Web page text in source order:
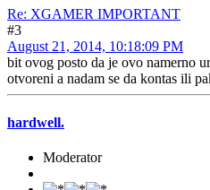
Re: XGAMER IMPORTANT
#3
August 21, 2014, 10:18:09 PM
bit ovog posto da je ovo namerno
otvoreni a nadam se da kontas ili
hardwell.
Moderator